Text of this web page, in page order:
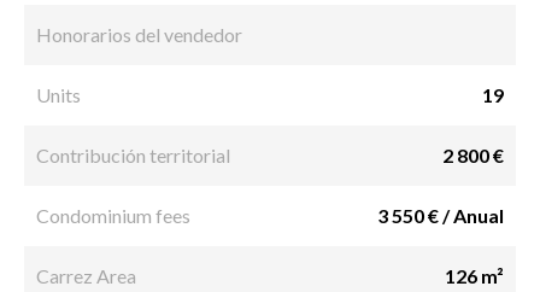
Honorarios del vendedor
Units 19
Contribución territorial 2 800 €
Condominium fees 3 550 € / Anual
Carrez Area 126 m²